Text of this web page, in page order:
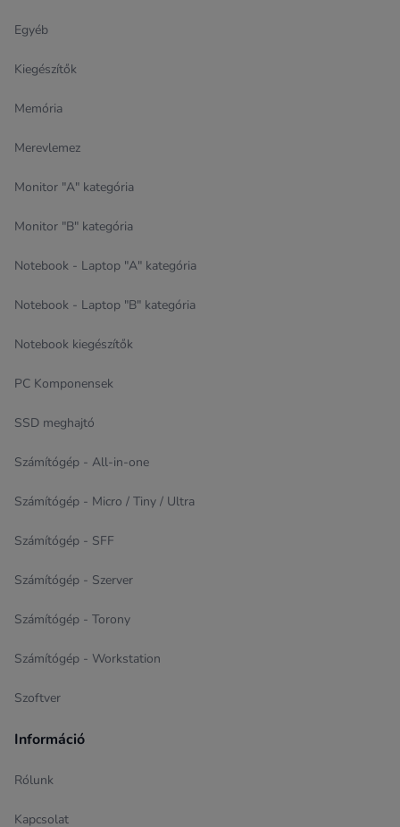
Egyéb
Kiegészítők
Memória
Merevlemez
Monitor "A" kategória
Monitor "B" kategória
Notebook - Laptop "A" kategória
Notebook - Laptop "B" kategória
Notebook kiegészítők
PC Komponensek
SSD meghajtó
Számítógép - All-in-one
Számítógép - Micro / Tiny / Ultra
Számítógép - SFF
Számítógép - Szerver
Számítógép - Torony
Számítógép - Workstation
Szoftver
Információ
Rólunk
Kapcsolat